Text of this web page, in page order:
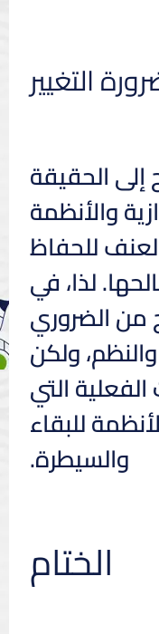
التغيير
الحقيقة
والأنظمة
للحفاظ
لذا، في
من الضروري
ولكن
التي
للبقاء
والسيطرة.
الختام